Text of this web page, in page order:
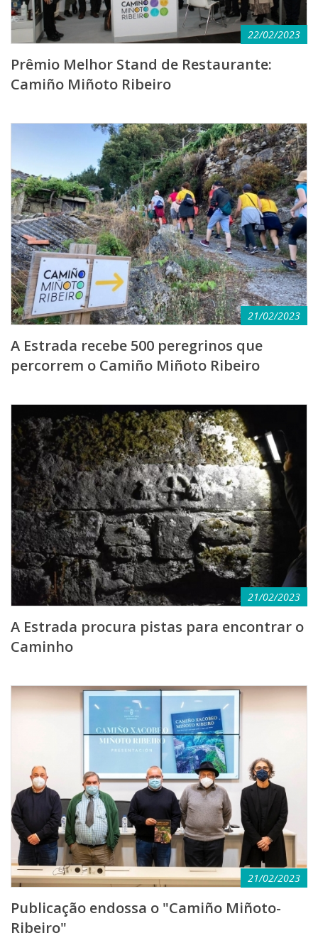
22/02/2023
Prêmio Melhor Stand de Restaurante:
Camiño Miñoto Ribeiro
21/02/2023
A Estrada recebe 500 peregrinos que
percorrem o Camiño Miñoto Ribeiro
21/02/2023
A Estrada procura pistas para encontrar o
Caminho
21/02/2023
Publicação endossa o "Camiño Miñoto-
Ribeiro"